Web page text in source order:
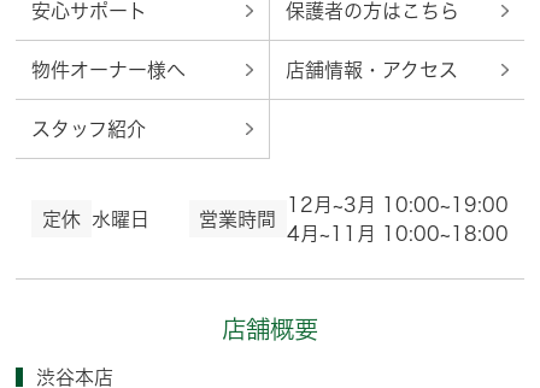
安心サポート 保護者の方はこちら
物件オーナー様へ 店舗情報・アクセス
スタッフ紹介
定休 水曜日 営業時間
12月~3月 10:00~19:00
4月~11月 10:00~18:00
店舗概要
渋谷本店